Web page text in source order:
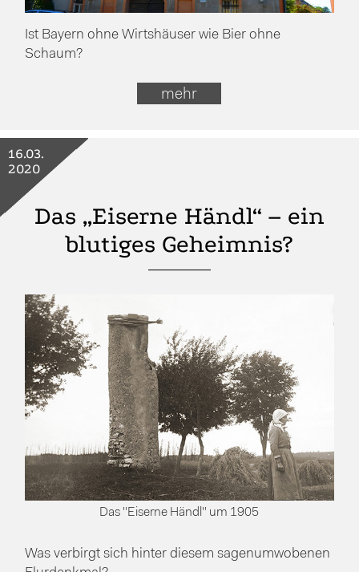
Ist Bayern ohne Wirtshäuser wie Bier ohne
Schaum?
mehr
Das „Eiserne Händl“ – ein
blutiges Geheimnis?
16.03.
2020
Das "Eiserne Händl" um 1905
Was verbirgt sich hinter diesem sagenumwobenen